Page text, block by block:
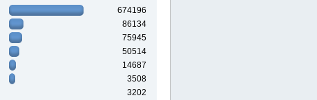
674196
86134
75945
50514
14687
3508
3202